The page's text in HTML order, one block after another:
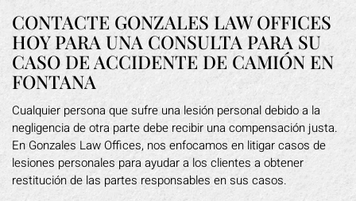
CONTACTE GONZALES LAW OFFICES
HOY PARA UNA CONSULTA PARA SU
CASO DE ACCIDENTE DE CAMIÓN EN
FONTANA
Cualquier persona que sufre una lesión personal debido a la
negligencia de otra parte debe recibir una compensación justa.
En Gonzales Law Offices, nos enfocamos en litigar casos de
lesiones personales para ayudar a los clientes a obtener
restitución de las partes responsables en sus casos.